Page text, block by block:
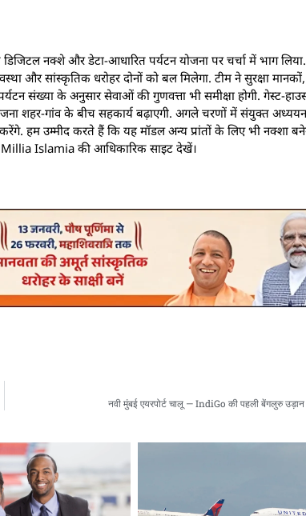
नक्शे और डेटा-आधारित पर्यटन योजना पर चर्चा में भाग
और सांस्कृतिक धरोहर दोनों को बल मिलेगा. टीम ने सुरक्षा
संख्या के अनुसार सेवाओं की गुणवत्ता भी समीक्षा होगी. गेस्ट-
शहर-गांव के बीच सहकार्य बढ़ाएगी. अगले चरणों में संयुक्त
हम उम्मीद करते हैं कि यह मॉडल अन्य प्रांतों के लिए भी नक्शा
Millia Islamia की आधिकारिक साइट देखें।
नवी मुंबई एयरपोर्ट चालू — IndiGo की पहली बेंगलुरु